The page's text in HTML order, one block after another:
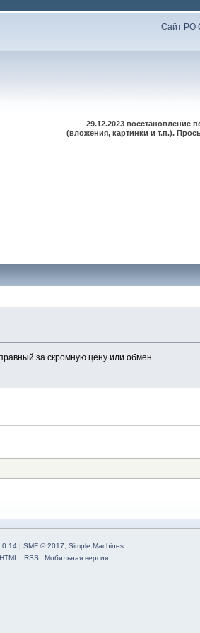
Сайт РО
29.12.2023 восстановление
(вложения, картинки и т.п.).
за скромную цену или обмен.
| SMF © 2017
Simple Machines
RSS Мобильная версия